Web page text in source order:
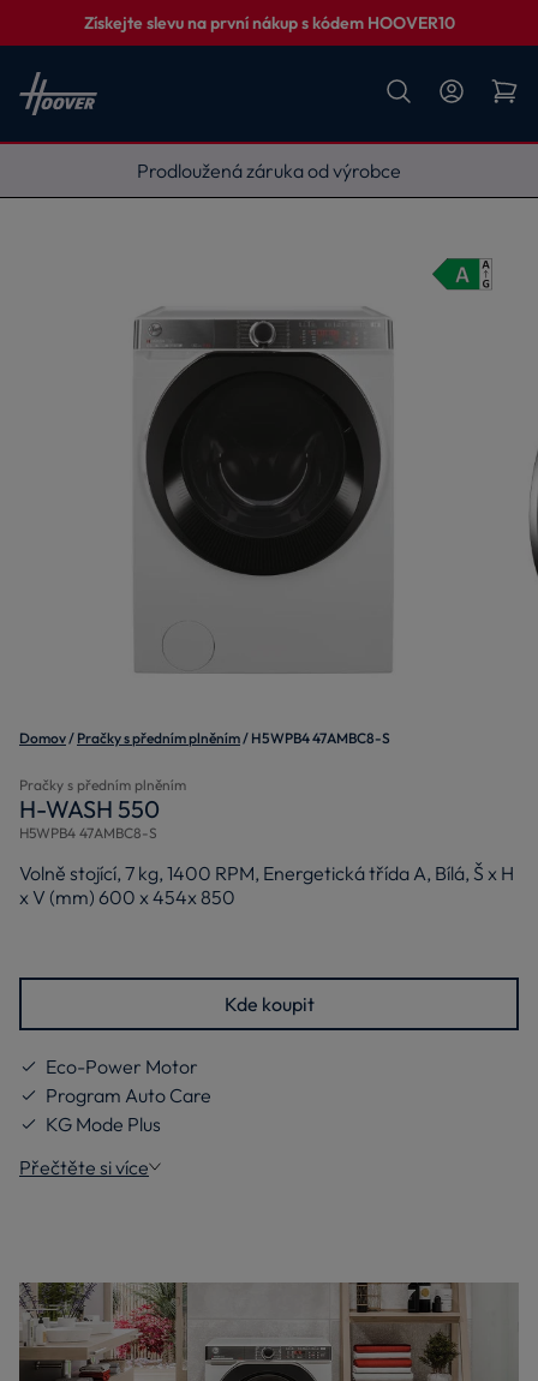
Získejte slevu na první nákup s kódem HOOVER10
Vyneseme, zapojíme, odvezeme
Domov Pračky s předním plněním H5WPB4 47AMBC8-S
Pračky s předním plněním
H-WASH 550
H5WPB4 47AMBC8-S
Volně stojící, 7 kg, 1400 RPM, Energetická třída A, Bílá, Š x H
x V (mm) 600 x 454x 850
Kde koupit
Eco-Power Motor
Program Auto Care
KG Mode Plus
Přečtěte si více